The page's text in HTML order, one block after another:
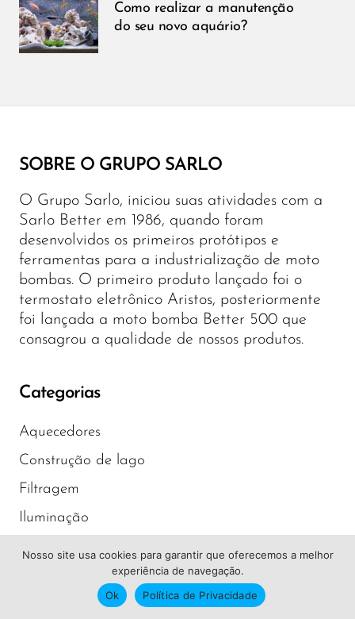
Como realizar a manutenção
do seu novo aquário?
SOBRE O GRUPO SARLO
O Grupo Sarlo, iniciou suas atividades com a
Sarlo Better em 1986, quando foram
desenvolvidos os primeiros protótipos e
ferramentas para a industrialização de moto
bombas. O primeiro produto lançado foi o
termostato eletrônico Aristos, posteriormente
foi lançada a moto bomba Better 500 que
consagrou a qualidade de nossos produtos.
Categorias
Aquecedores
Construção de lago
Filtragem
Iluminação
Baixe nosso catálogo
Nosso site usa cookies para garantir que oferecemos a melhor
experiência de navegação.
Ok
Política de Privacidade